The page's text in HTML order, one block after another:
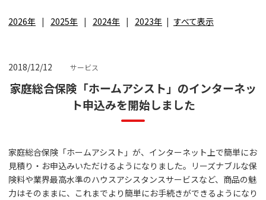
2026年 2025年 2024年 2023年 すべて表示
2018/12/12 サービス
家庭総合保険「ホームアシスト」のインターネッ
ト申込みを開始しました
家庭総合保険「ホームアシスト」が、インターネット上で簡単にお
見積り・お申込みいただけるようになりました。リーズナブルな保
険料や業界最高水準のハウスアシスタンスサービスなど、商品の魅
力はそのままに、これまでより簡単にお手続きができるようになり